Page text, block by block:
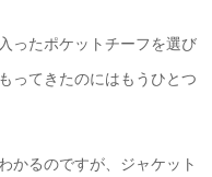
ったポケットチーフを選び
ってきたのにはもうひとつ
かるのですが、ジャケット